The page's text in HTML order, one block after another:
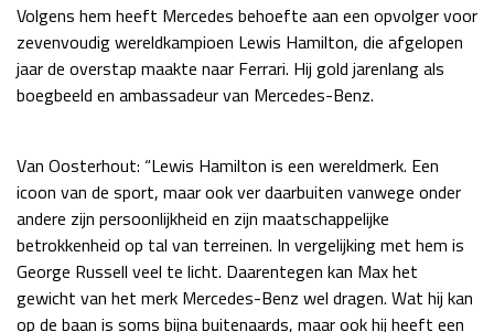
GP QATAR 2026 27 - 29 nov
zo 17:00 - 19:00
Volgens hem heeft Mercedes behoefte aan een opvolger voor
zevenvoudig wereldkampioen Lewis Hamilton, die afgelopen
jaar de overstap maakte naar Ferrari. Hij gold jarenlang als
boegbeeld en ambassadeur van Mercedes-Benz.
Van Oosterhout: “Lewis Hamilton is een wereldmerk. Een
icoon van de sport, maar ook ver daarbuiten vanwege onder
andere zijn persoonlijkheid en zijn maatschappelijke
betrokkenheid op tal van terreinen. In vergelijking met hem is
George Russell veel te licht. Daarentegen kan Max het
gewicht van het merk Mercedes-Benz wel dragen. Wat hij kan
op de baan is soms bijna buitenaards, maar ook hij heeft een